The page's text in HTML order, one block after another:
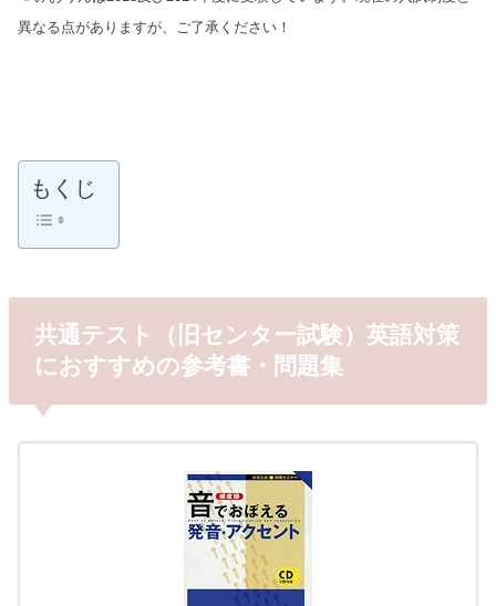
異なる点がありますが、ご了承ください！
もくじ
共通テスト（旧センター試験）英語対策
におすすめの参考書・問題集